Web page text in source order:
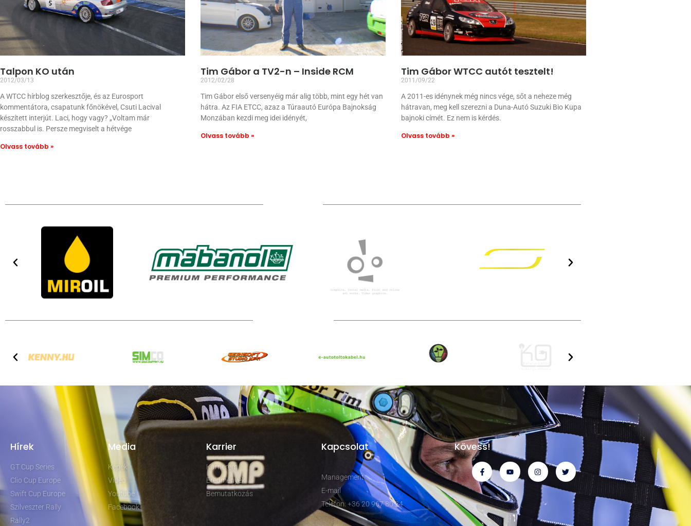
Talpon KO után
2012/03/13
A WTCC hírblog szerkesztője, és az Eurosport
kommentátora, csapatunk főnökével, Csuti Lacival
készített interjút. Laci, hogy vagy? „Voltam már
rosszabbul is. Persze megviselt a hétvége
Olvass tovább »
Tim Gábor a TV2-n – Inside RCM
2012/02/28
Tim Gábor első versenyéig már alig több, mint egy hét van
hátra. Az FIA ETCC, azaz a Túraautó Európa Bajnokság
Monzában kezdi meg idei idényét,
Olvass tovább »
Tim Gábor WTCC autót tesztelt!
2011/09/22
A 2011-es idénynek még nincs vége, sőt a neheze még
hátravan, meg kell szerezni a Duna-Autó Suzuki Bio Kupa
bajnoki címét. Ez nem is kérdés.
Olvass tovább »
Hírek
GT Cup Series
Clio Cup Europe
Swift Cup Europe
Szilveszter Rally
Rally2
Media
Képek
Video
Youtube
Facebook
Karrier
Karrierem
Eredmények
Bemutatkozás
Kapcsolat
Management
E-mail
Telefon: +36 20 967 80 24
Kövess!